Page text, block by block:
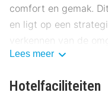
comfort en gemak.
en ligt op een
verkennen van de
Gelegen nabij het
Lees meer
Hotelfaciliteiten